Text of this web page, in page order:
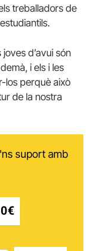
treballadors de
d’avui són
i els i les
los perquè això
de la nostra
suport amb